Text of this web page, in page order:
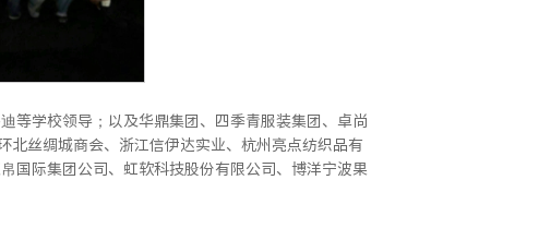
等学校领导；以及华鼎集团、四季青服装集团、卓尚
丝绸城商会、浙江信伊达实业、杭州亮点纺织品有
国际集团公司、虹软科技股份有限公司、博洋宁波果